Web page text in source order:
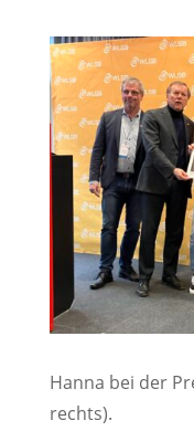
Hanna bei der
rechts).